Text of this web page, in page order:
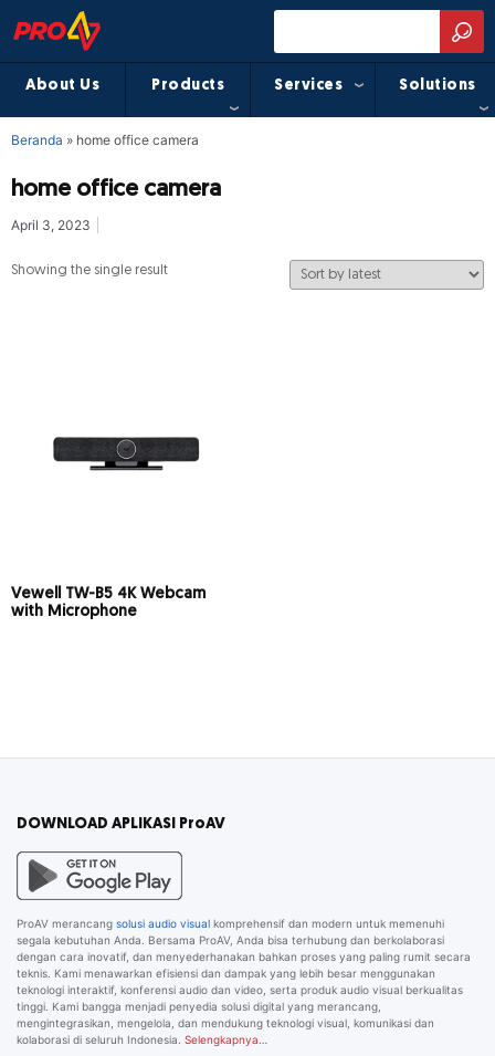
About Us Products Services Solutions
Beranda » home office camera
home office camera
April 3, 2023
Showing the single result
Vewell TW-B5 4K Webcam
with Microphone
DOWNLOAD APLIKASI ProAV
ProAV merancang solusi audio visual komprehensif dan modern untuk memenuhi
segala kebutuhan Anda. Bersama ProAV, Anda bisa terhubung dan berkolaborasi
dengan cara inovatif, dan menyederhanakan bahkan proses yang paling rumit secara
teknis. Kami menawarkan efisiensi dan dampak yang lebih besar menggunakan
teknologi interaktif, konferensi audio dan video, serta produk audio visual berkualitas
tinggi. Kami bangga menjadi penyedia solusi digital yang merancang,
mengintegrasikan, mengelola, dan mendukung teknologi visual, komunikasi dan
kolaborasi di seluruh Indonesia. Selengkapnya…